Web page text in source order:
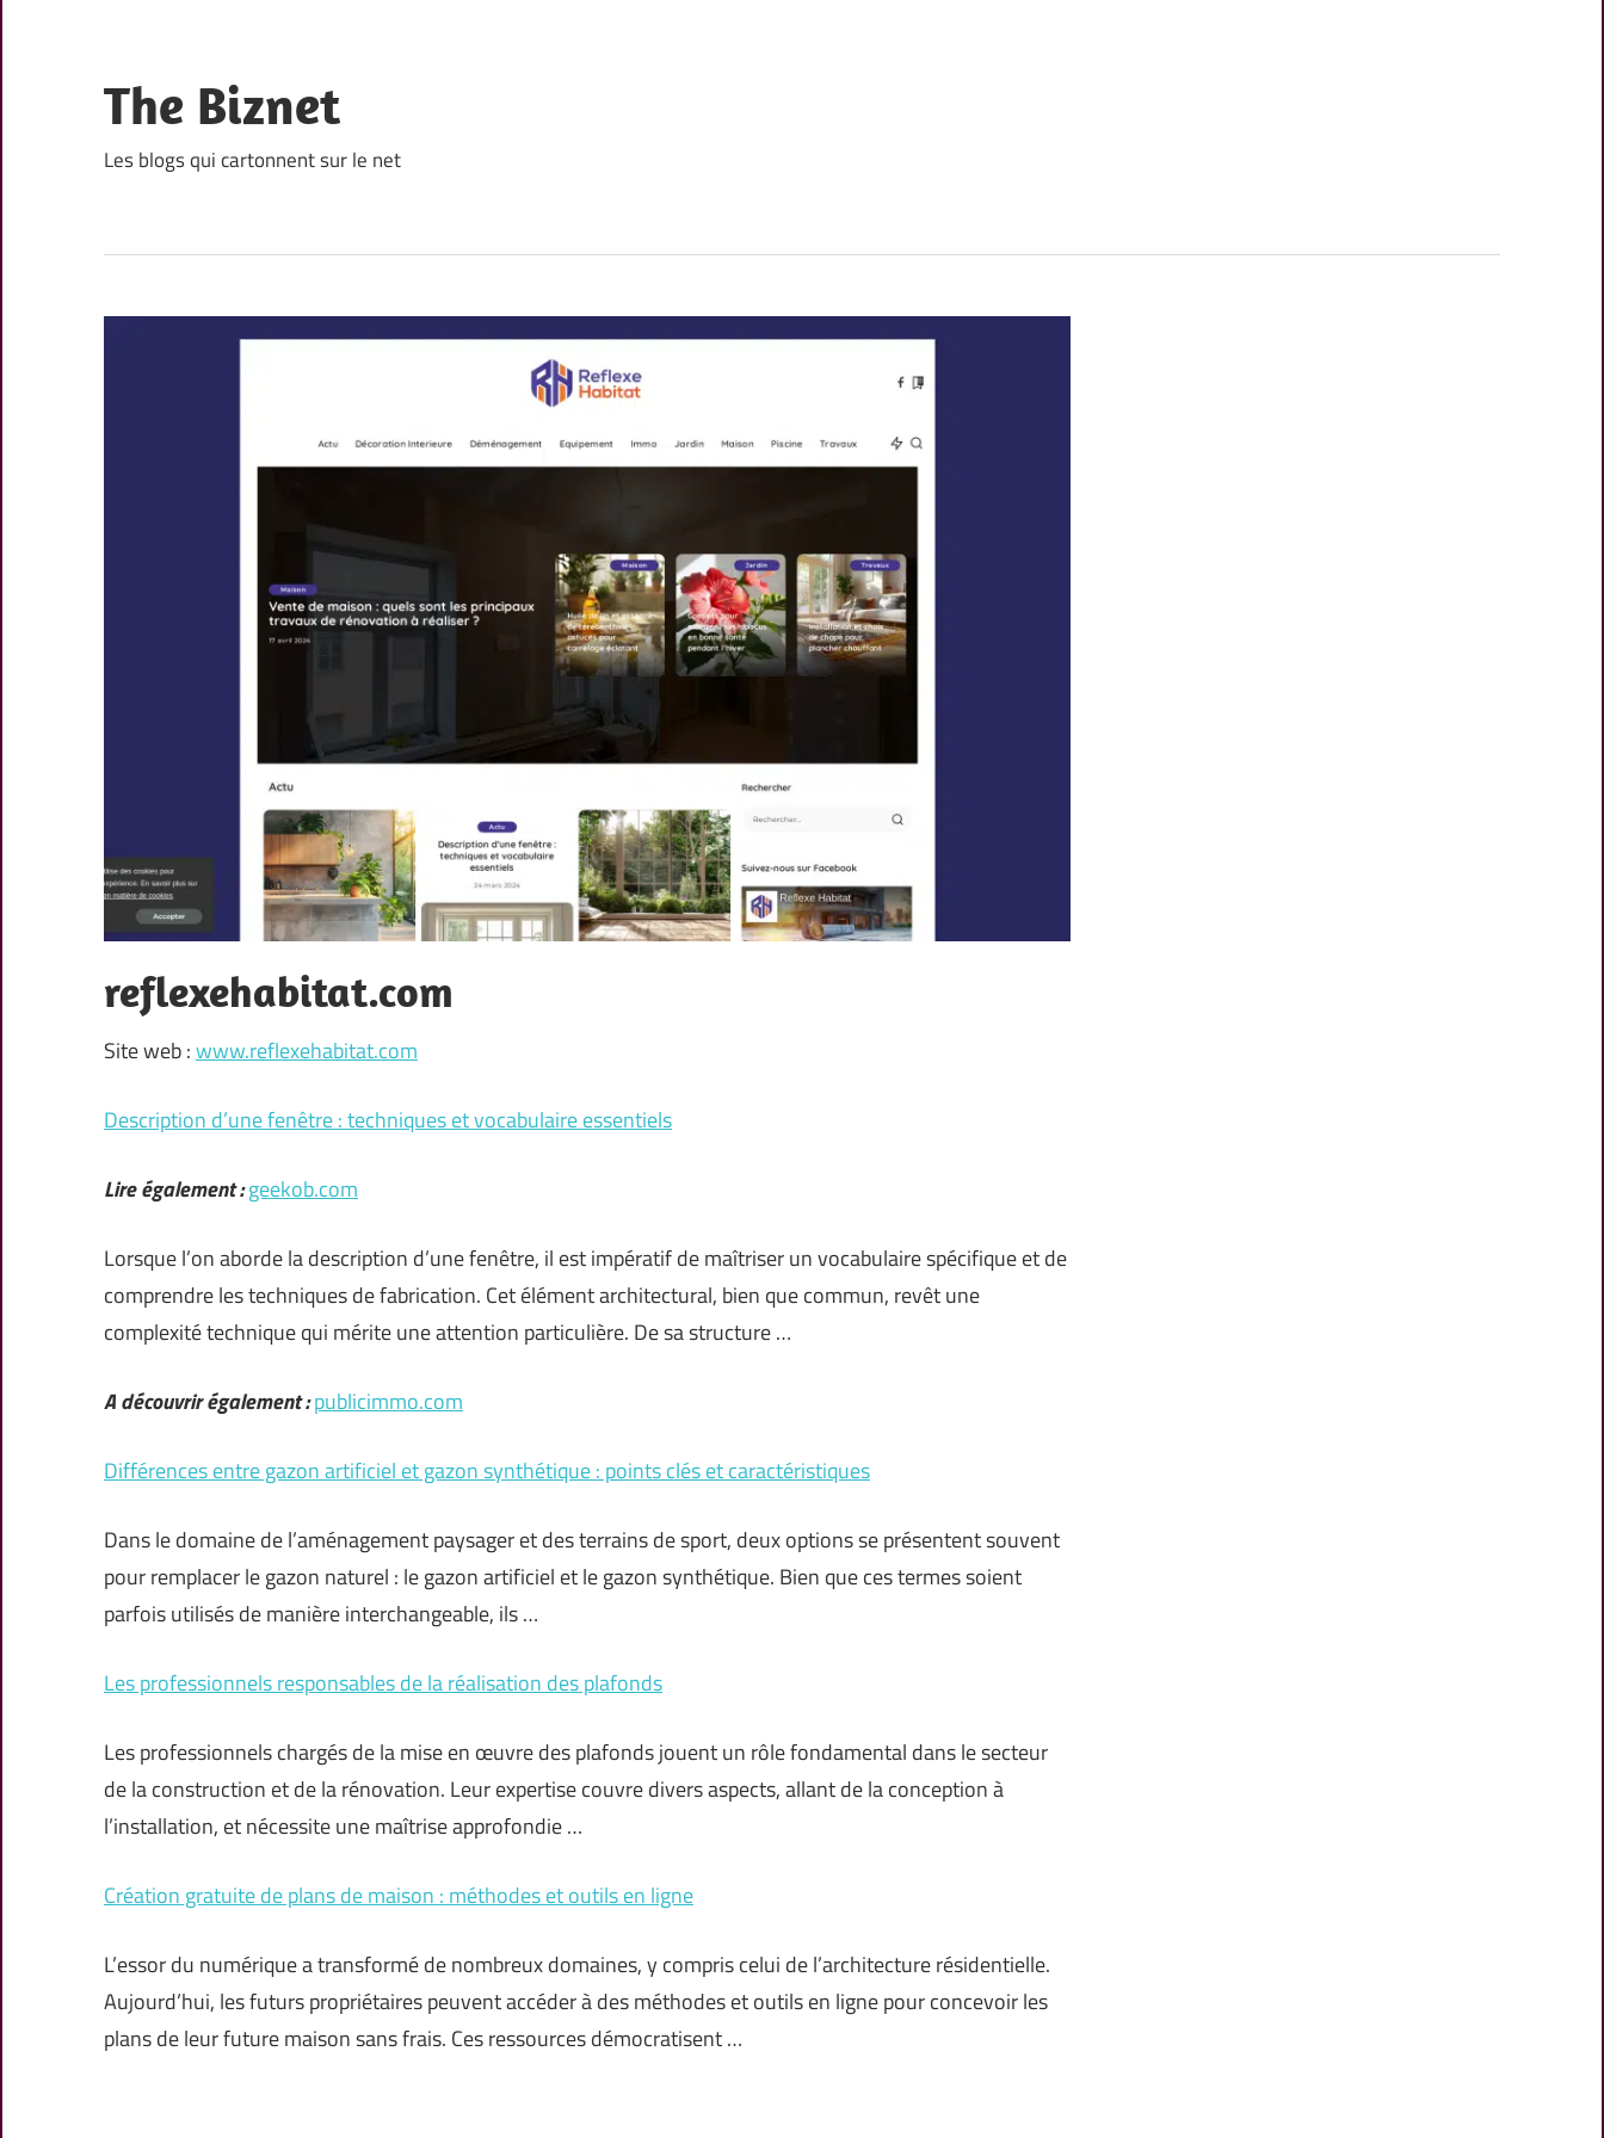
content
The Biznet
Les blogs qui cartonnent sur le net
reflexehabitat.com
Site web :www.reflexehabitat.com
Description d’une fenêtre : techniques et vocabulaire essentiels
Lire également :geekob.com
Lorsque l’on aborde la description d’une fenêtre, il est impératif de maîtriser un vocabulaire spécifique et de
comprendre les techniques de fabrication. Cet élément architectural, bien que commun, revêt une
complexité technique qui mérite une attention particulière. De sa structure …
A découvrir également :publicimmo.com
Différences entre gazon artificiel et gazon synthétique : points clés et caractéristiques
Dans le domaine de l’aménagement paysager et des terrains de sport, deux options se présentent souvent
pour remplacer le gazon naturel : le gazon artificiel et le gazon synthétique. Bien que ces termes soient
parfois utilisés de manière interchangeable, ils …
Les professionnels responsables de la réalisation des plafonds
Les professionnels chargés de la mise en œuvre des plafonds jouent un rôle fondamental dans le secteur
de la construction et de la rénovation. Leur expertise couvre divers aspects, allant de la conception à
l’installation, et nécessite une maîtrise approfondie …
Création gratuite de plans de maison : méthodes et outils en ligne
L’essor du numérique a transformé de nombreux domaines, y compris celui de l’architecture résidentielle.
Aujourd’hui, les futurs propriétaires peuvent accéder à des méthodes et outils en ligne pour concevoir les
plans de leur future maison sans frais. Ces ressources démocratisent …